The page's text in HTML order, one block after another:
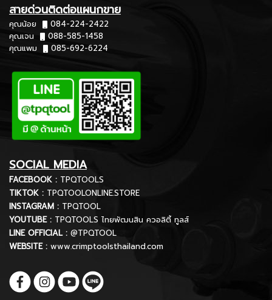
สายด่วนติดต่อแผนกขาย
คุณน้อย
084-224-2422
คุณเจน
088-585-1458
คุณแพม
085-692-6224
SOCIAL MEDIA
FACEBOOK : TPQTOOLS
TIKTOK : TPQTOOLONLINE.STORE
INSTAGRAM : TPQTOOL
YOUTUBE : TPQTOOLS ไทยพัฒนสิน ควอลิตี้ ทูลส์
LINE OFFICIAL : @TPQTOOL
WEBSITE : www.crimptoolsthailand.com